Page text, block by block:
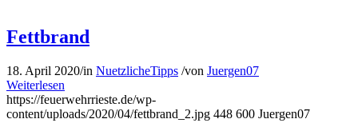
Fettbrand
18. April 2020/in NuetzlicheTipps /von Juergen07
Weiterlesen
https://feuerwehrrieste.de/wp-
content/uploads/2020/04/fettbrand_2.jpg 448 600 Juergen07